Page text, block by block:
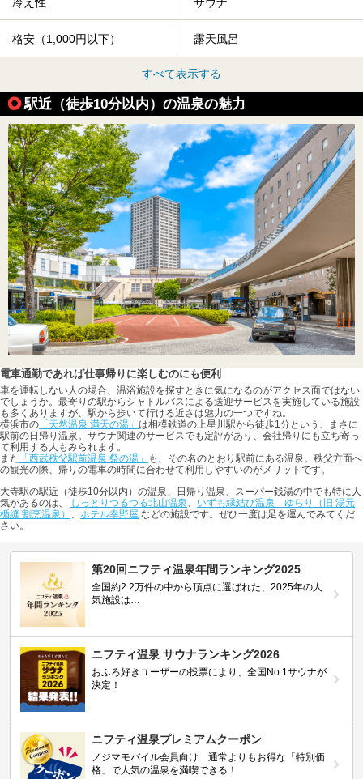
格安（1,000円以下） 露天風呂
すべて表示する
駅近（徒歩10分以内）の温泉の魅力
電車通勤であれば仕事帰りに楽しむのにも便利
車を運転しない人の場合、温浴施設を探すときに気になるのがアクセス面ではない
でしょうか。最寄りの駅からシャトルバスによる送迎サービスを実施している施設
も多くありますが、駅から歩いて行ける近さは魅力の一つですね。
横浜市の 「天然温泉 満天の湯」 は相模鉄道の上星川駅から徒歩1分という、まさに
駅前の日帰り温泉。サウナ関連のサービスでも定評があり、会社帰りにも立ち寄っ
て利用する人もみられます。
また 「西武秩父駅前温泉 祭の湯」
も、その名のとおり駅前にある温泉。秩父方面へ
の観光の際、帰りの電車の時間に合わせて利用しやすいのがメリットです。
大寺駅の駅近（徒歩10分以内）の温泉、日帰り温泉、スーパー銭湯の中でも特に人
気があるのは、
しっとりつるつる北山温泉、 いずも縁結び温泉 ゆらり（旧 湯元
楯縫 割烹温泉） 、 ホテル幸野屋 などの施設です。ぜひ一度は足を運んでみてくだ
さい。
第20回ニフティ温泉年間ランキング2025
全国約2.2万件の中から頂点に選ばれた、2025年の人
気施設は…
ニフティ温泉 サウナランキング2026
おふろ好きユーザーの投票により、全国No.1サウナが
決定！
ニフティ温泉プレミアムクーポン
ノジマモバイル会員向け 通常よりもお得な「特別価
格」で人気の温泉を満喫できる！